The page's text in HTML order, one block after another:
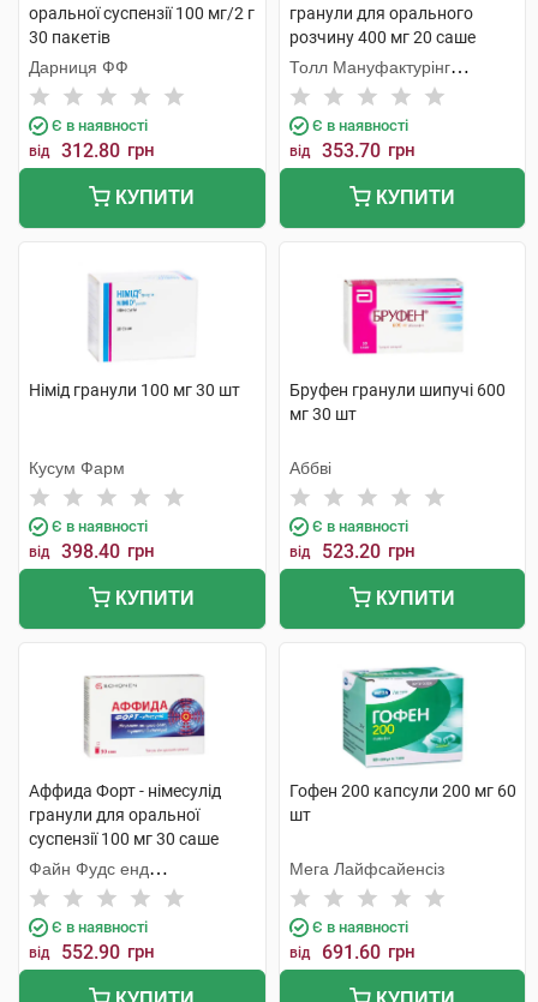
оральної суспензії 100 мг/2 г
30 пакетів
Дарниця ФФ
Є в наявності
від 312.80 грн
КУПИТИ
гранули для орального
розчину 400 мг 20 саше
Толл Мануфактурінг
Сервісез
Є в наявності
від 353.70 грн
КУПИТИ
Німід гранули 100 мг 30 шт
Кусум Фарм
Є в наявності
від 398.40 грн
КУПИТИ
Бруфен гранули шипучі 600
мг 30 шт
Аббві
Є в наявності
від 523.20 грн
КУПИТИ
Аффида Форт - німесулід
гранули для оральної
суспензії 100 мг 30 саше
Файн Фудс енд
Фармасьютікалз
Є в наявності
від 552.90 грн
Гофен 200 капсули 200 мг 60
шт
Мега Лайфсайенсіз
Є в наявності
від 691.60 грн